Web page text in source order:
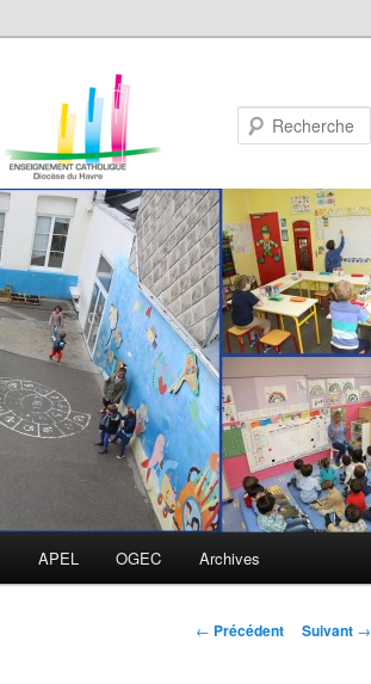
APEL OGEC Archives
Navigation des
← Précédent Suivant →